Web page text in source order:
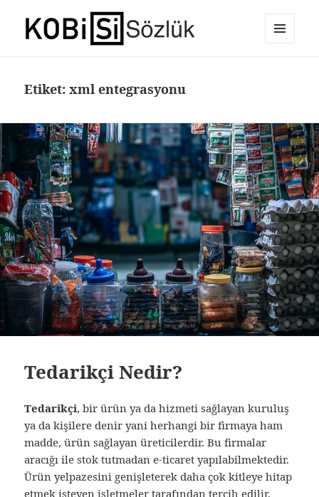
Etiket:xml entegrasyonu
Tedarikçi Nedir?
Tedarikçi, bir ürün ya da hizmeti sağlayan kuruluş
ya da kişilere denir yani herhangi bir firmaya ham
madde, ürün sağlayan üreticilerdir. Bu firmalar
aracığı ile stok tutmadan e-ticaret yapılabilmektedir.
Ürün yelpazesini genişleterek daha çok kitleye hitap
etmek isteyen işletmeler tarafından tercih edilir.